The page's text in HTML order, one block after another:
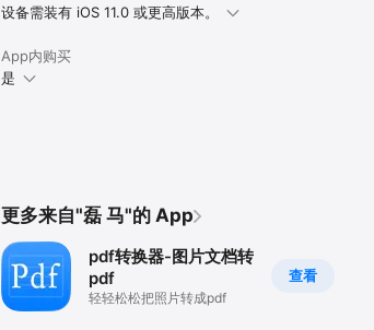
设备需装有 iOS 11.0 或更高版本。
App内购买
是
更多来自"磊 马"的 App
查看
pdf转换器-图片文档转
pdf
轻轻松松把照片转成pdf